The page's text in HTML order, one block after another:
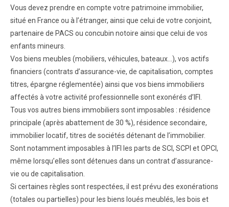
Vous devez prendre en compte votre patrimoine immobilier,
situé en France ou à l’étranger, ainsi que celui de votre conjoint,
partenaire de PACS ou concubin notoire ainsi que celui de vos
enfants mineurs.
Vos biens meubles (mobiliers, véhicules, bateaux…), vos actifs
financiers (contrats d’assurance-vie, de capitalisation, comptes
titres, épargne réglementée) ainsi que vos biens immobiliers
affectés à votre activité professionnelle sont exonérés d’IFI.
Tous vos autres biens immobiliers sont imposables : résidence
principale (après abattement de 30 %), résidence secondaire,
immobilier locatif, titres de sociétés détenant de l’immobilier.
Sont notamment imposables à l’IFI les parts de SCI, SCPI et OPCI,
même lorsqu’elles sont détenues dans un contrat d’assurance-
vie ou de capitalisation.
Si certaines règles sont respectées, il est prévu des exonérations
(totales ou partielles) pour les biens loués meublés, les bois et